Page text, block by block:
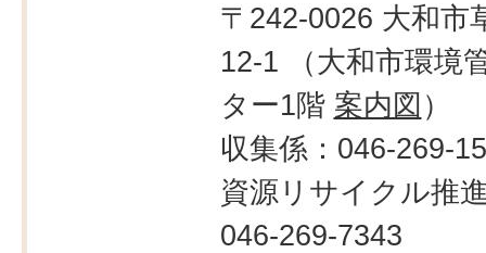
〒242-0026 大和市
12-1 （大和市環境
ター1階 案内図 ）
収集係：046-269-
資源リサイクル推
046-269-7343